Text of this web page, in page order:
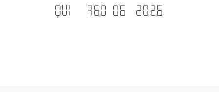
Qui - Ago 06 .2026